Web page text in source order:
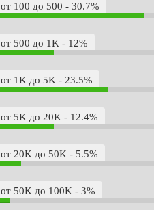
от 100 до 500 - 30.7%
от 500 до 1K - 12%
от 1K до 5K - 23.5%
от 5K до 20K - 12.4%
от 20K до 50K - 5.5%
от 50K до 100K - 3%